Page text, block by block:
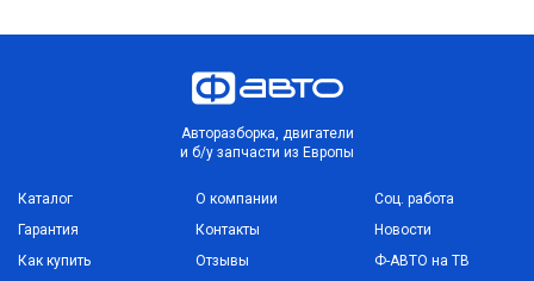
Авторазборка, двигатели
и б/у запчасти из Европы
Каталог
Гарантия
Как купить
О компании
Контакты
Отзывы
Соц. работа
Новости
Ф-АВТО на ТВ